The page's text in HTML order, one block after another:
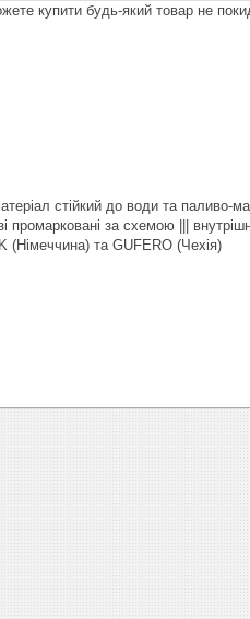
купити будь-який товар не
стійкий до води та паливо-
за схемою |||
(Німеччина) та GUFERO (Чехія)